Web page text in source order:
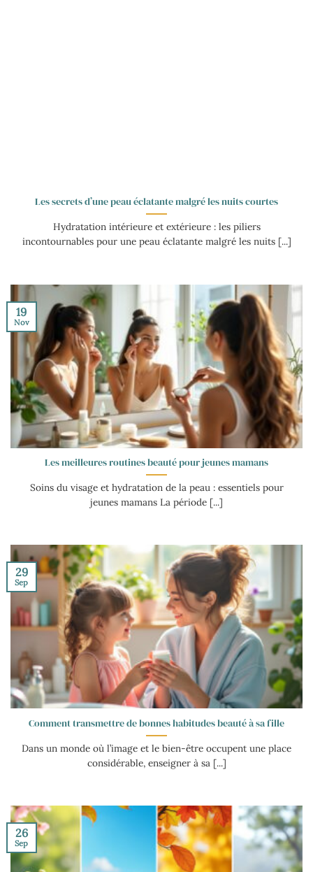
Les secrets d’une peau éclatante malgré les nuits courtes
Hydratation intérieure et extérieure : les piliers
incontournables pour une peau éclatante malgré les nuits [...]
Les meilleures routines beauté pour jeunes mamans
Soins du visage et hydratation de la peau : essentiels pour
jeunes mamans La période [...]
19
Nov
Comment transmettre de bonnes habitudes beauté à sa fille
Dans un monde où l’image et le bien-être occupent une place
considérable, enseigner à sa [...]
29
Sep
26
Sep